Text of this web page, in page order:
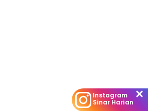
Instagram
Sinar Harian